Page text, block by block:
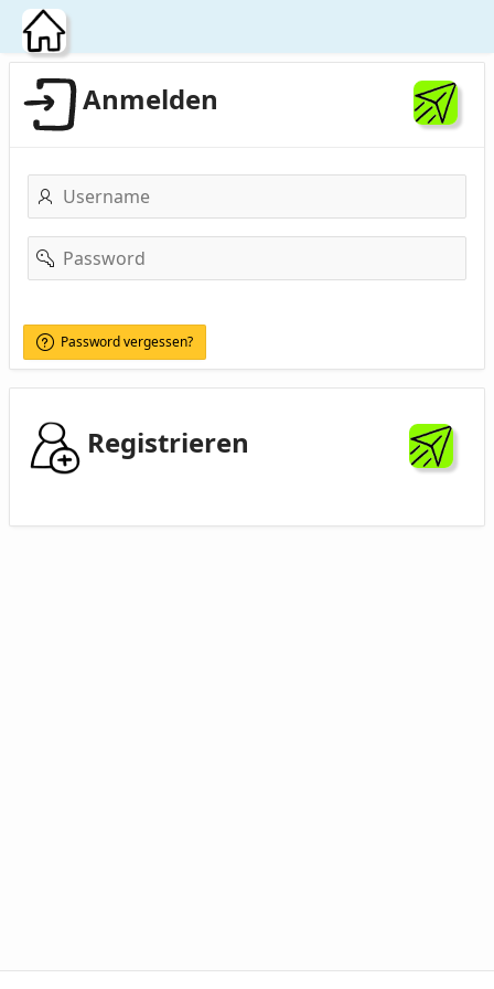
Zum Hauptinhalt wechseln
Anmelden
Username
Password
Password vergessen?
Registrieren